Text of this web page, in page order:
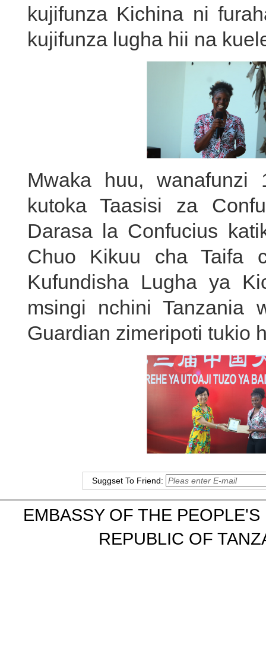
kujifunza Kichina ni
kujifunza lugha hii na
Mwaka huu,
kutoka Taasisi za
Darasa la Confucius
Chuo Kikuu cha Taifa
Kufundisha Lugha ya
msingi nchini Tanzania
Guardian zimeripoti tukio
Suggset To Friend:
EMBASSY OF THE
REPUBLIC OF